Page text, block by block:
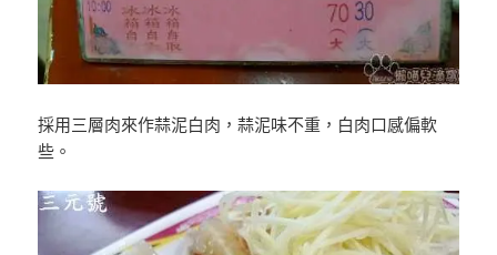
採用三層肉來作蒜泥白肉，蒜泥味不重，白肉口感偏軟
些。